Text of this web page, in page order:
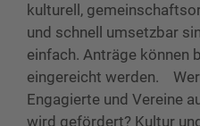
kulturell,
und schnell umsetzbar
einfach. Anträge können
eingereicht werden.
Engagierte und Vereine
wird gefördert? Kultur